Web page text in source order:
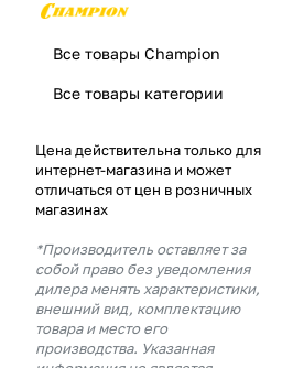
Все товары Champion
Все товары категории
Цена действительна только для
интернет-магазина и может
отличаться от цен в розничных
магазинах
*Производитель оставляет за
собой право без уведомления
дилера менять характеристики,
внешний вид, комплектацию
товара и место его
производства. Указанная
банка
% будут
вашей карты